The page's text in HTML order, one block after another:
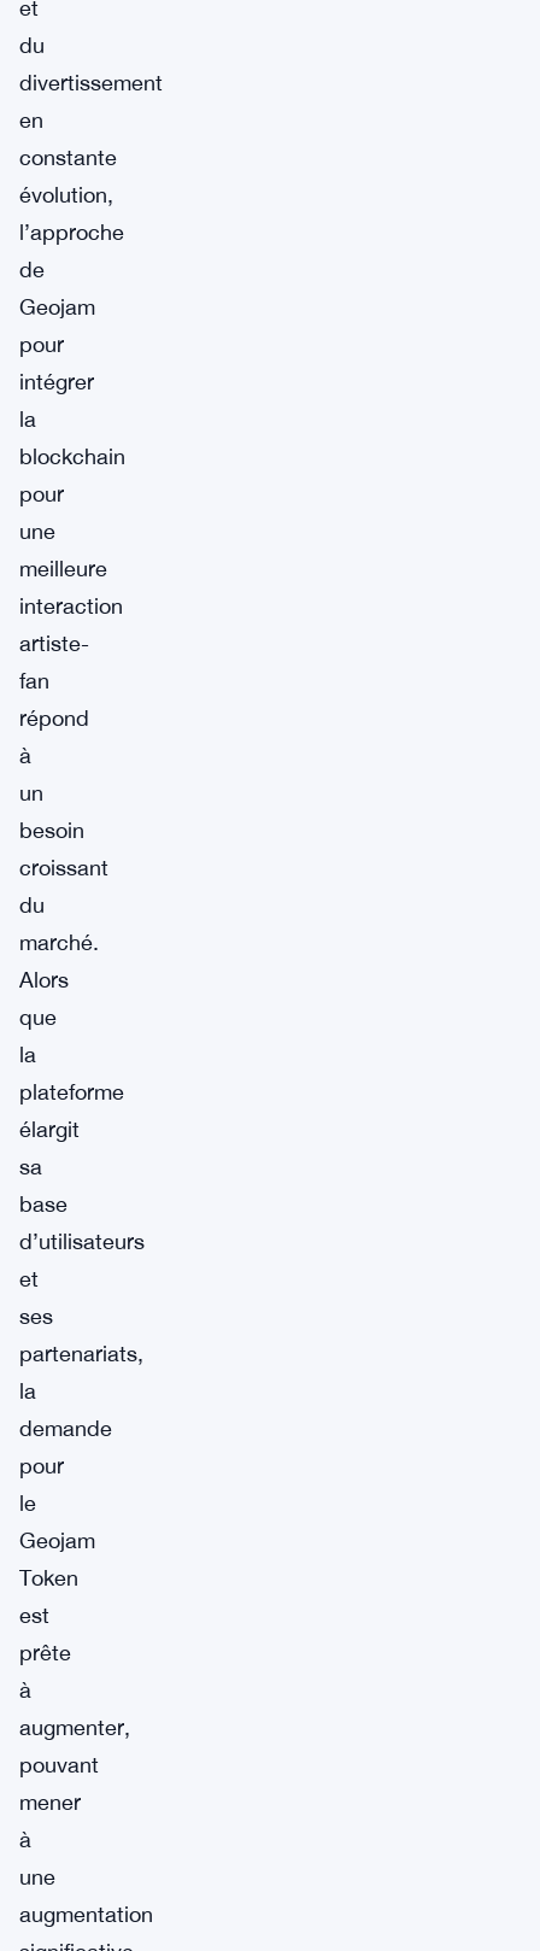
et
du
divertissement
en
constante
évolution,
l’approche
de
Geojam
pour
intégrer
la
blockchain
pour
une
meilleure
interaction
artiste-
fan
répond
à
un
besoin
croissant
du
marché.
Alors
que
la
plateforme
élargit
sa
base
d’utilisateurs
et
ses
partenariats,
la
demande
pour
le
Geojam
Token
est
prête
à
augmenter,
pouvant
mener
à
une
augmentation